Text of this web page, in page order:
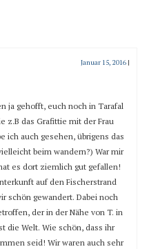
Januar 15, 2016 |
ja gehofft, euch noch in Tarafal
z.B das Grafittie mit der Frau
ich auch gesehen, übrigens das
beim wandern?) War mir
es dort ziemlich gut gefallen!
auf den Fischerstrand
schön gewandert. Dabei noch
der in der Nähe von T. in
die Welt. Wie schön, dass ihr
seid! Wir waren auch sehr